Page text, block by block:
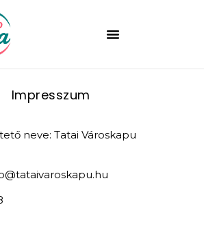
Impresszum
neve: Tatai Városkapu